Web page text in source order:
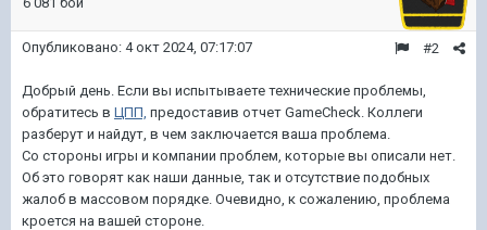
#2
Опубликовано: 4 окт 2024, 07:17:07
Добрый день. Если вы испытываете технические проблемы,
обратитесь в ЦПП, предоставив отчет GameCheck. Коллеги
разберут и найдут, в чем заключается ваша проблема.
Со стороны игры и компании проблем, которые вы описали нет.
Об это говорят как наши данные, так и отсутствие подобных
жалоб в массовом порядке. Очевидно, к сожалению, проблема
кроется на вашей стороне.